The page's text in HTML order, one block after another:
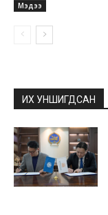
Мэдээ
ИХ УНШИГДСАН